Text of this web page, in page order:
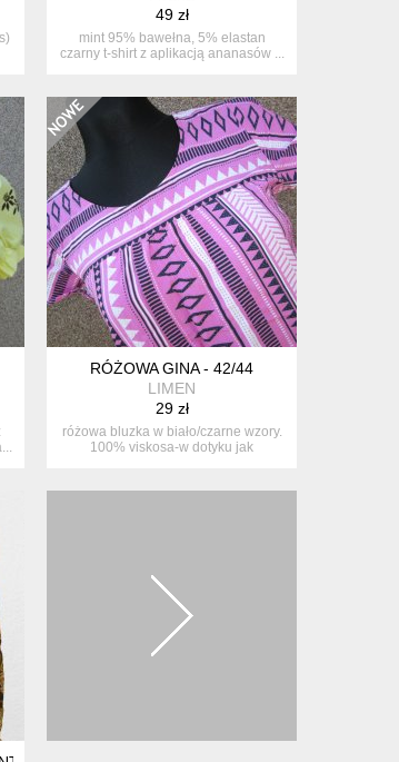
49 zł
mint 95% bawełna, 5% elastan
czarny t-shirt z aplikacją ananasów ...
RÓŻOWA GINA - 42/44
LIMEN
29 zł
różowa bluzka w biało/czarne wzory.
100% viskosa-w dotyku jak